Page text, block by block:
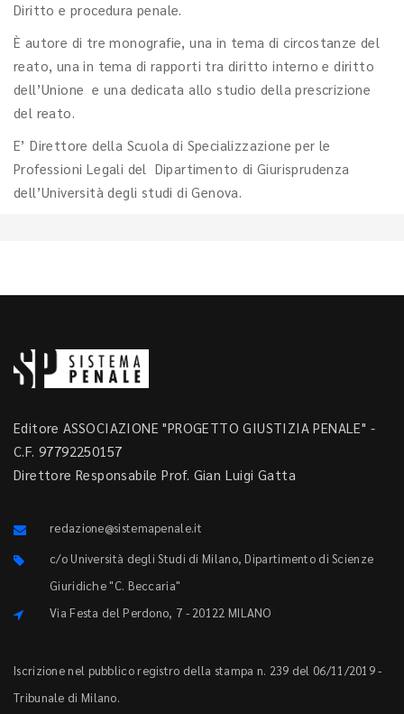
Diritto e procedura penale.
È autore di tre monografie, una in tema di circostanze del
reato, una in tema di rapporti tra diritto interno e diritto
dell’Unione e una dedicata allo studio della prescrizione
del reato.
E’ Direttore della Scuola di Specializzazione per le
Professioni Legali del Dipartimento di Giurisprudenza
dell’Università degli studi di Genova.
Editore ASSOCIAZIONE "PROGETTO GIUSTIZIA PENALE" -
C.F. 97792250157
Direttore Responsabile Prof. Gian Luigi Gatta
redazione@sistemapenale.it
c/o Università degli Studi di Milano, Dipartimento di Scienze
Giuridiche "C. Beccaria"
Via Festa del Perdono, 7 - 20122 MILANO
Iscrizione nel pubblico registro della stampa n. 239 del 06/11/2019 -
Tribunale di Milano.